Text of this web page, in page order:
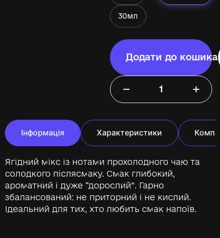
30мл
− +
Додати до кошика
Інформація Характеристики
Ягідний мікс із нотами прохолодного чаю та
солодкого післясмаку. Смак глибокий,
ароматний і дуже “дорослий”. Гарно
збалансований: не приторний і не кислий.
Ідеальний для тих, хто любить смак напоїв.